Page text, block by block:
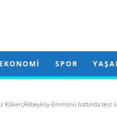
EKONOMI SPOR
Köken;Alibeyköy-Eminönü hattında test